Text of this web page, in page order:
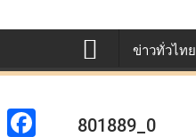
ข่าวทั่วไทย
801889_0